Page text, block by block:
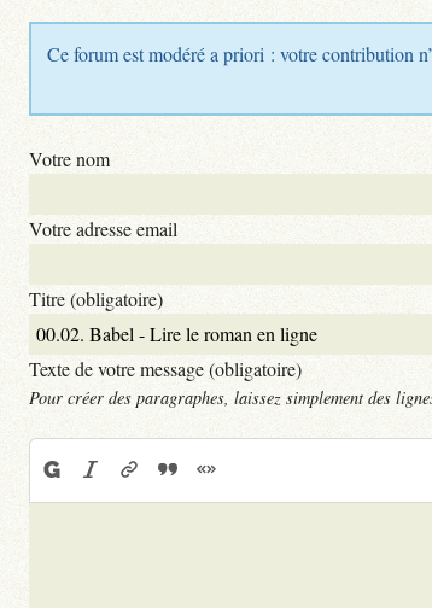
Ce forum est modéré a priori : votre contribution
Votre nom
Votre adresse email
Titre (obligatoire)
Texte de votre message (obligatoire)
Pour créer des paragraphes, laissez simplement des